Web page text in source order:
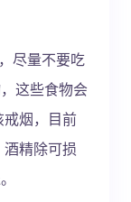
尽量不要吃
这些食物会
烟，目前
精除可损